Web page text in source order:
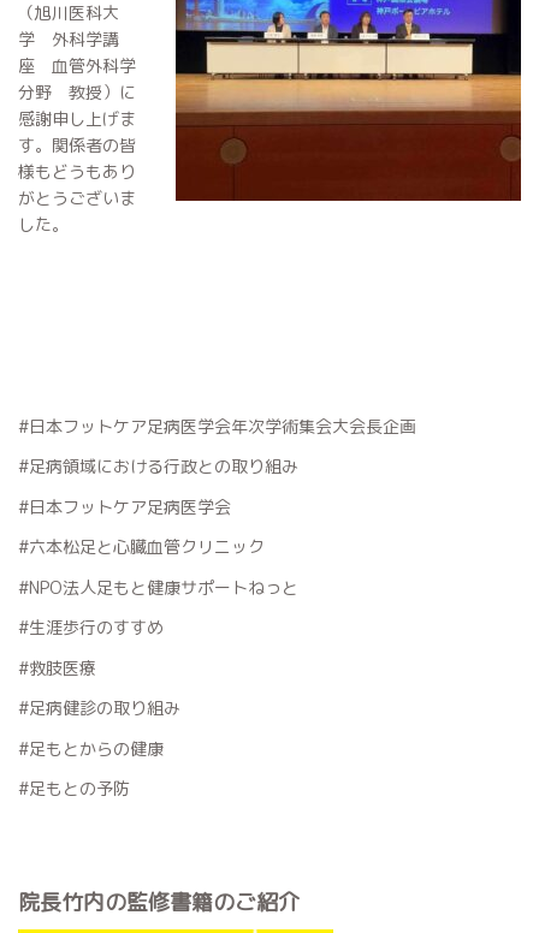
（旭川医科大
学 外科学講
座 血管外科学
分野 教授）に
感謝申し上げま
す。関係者の皆
様もどうもあり
がとうございま
した。
#日本フットケア足病医学会年次学術集会大会長企画
#足病領域における行政との取り組み
#日本フットケア足病医学会
#六本松足と心臓血管クリニック
#NPO法人足もと健康サポートねっと
#生涯歩行のすすめ
#救肢医療
#足病健診の取り組み
#足もとからの健康
#足もとの予防
院長竹内の監修書籍のご紹介